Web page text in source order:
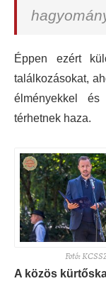
Éppen ezért
találkozásokat,
élményekkel és
térhetnek haza.
Fotó:
A közös